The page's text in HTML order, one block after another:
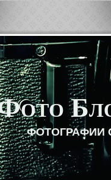
ФОТОГРАФИИ